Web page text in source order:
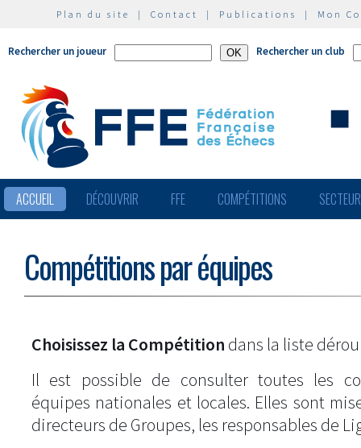
Plan du site | Contact | Publications | Mon
Rechercher un joueur Rechercher un club
ACCUEIL DÉCOUVRIR FFE COMPÉTITIONS
Compétitions par équipes
Choisissez la Compétition dans la liste
Il est possible de consulter toutes les
équipes nationales et locales. Elles sont
directeurs de Groupes, les responsables de